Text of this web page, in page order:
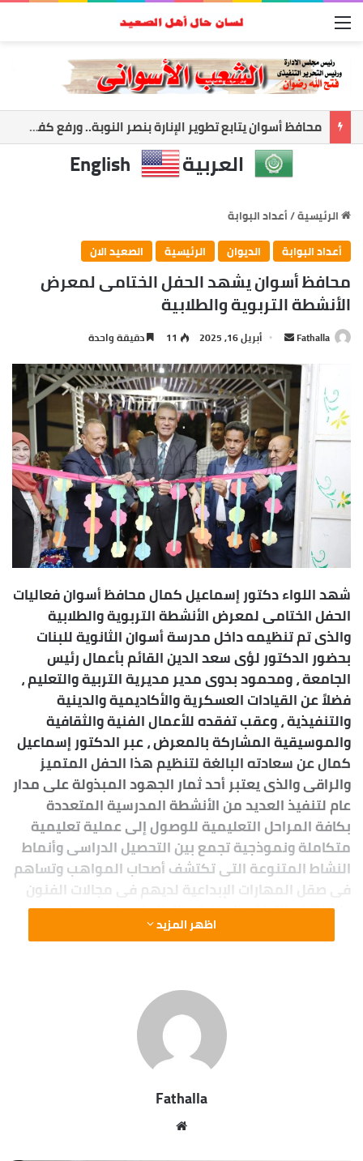
أسوان تعزز الشراكة الأمنية.. المحافظ ومدير الأمن يبحثان ملفات الأمن والتنميه
العربية English
الرئيسية/أعداد البوابة
أعداد البوابة
الديوان الرئيسية الصعيد الان
محافظ أسوان يشهد الحفل الختامى لمعرض
الأنشطة التربوية والطلابية
Fathalla
س
ل
ب
ر
ي
د
ا
إ
ل
ك
ت
ر
و
ي
ا
أبريل 16, 2025 11 دقيقة واحدة
شهد اللواء دكتور إسماعيل كمال محافظ أسوان فعاليات
الحفل الختامى لمعرض الأنشطة التربوية والطلابية
والذى تم تنظيمه داخل مدرسة أسوان الثانوية للبنات
بحضور الدكتور لؤى سعد الدين القائم بأعمال رئيس
الجامعة ، ومحمود بدوى مدير مديرية التربية والتعليم ،
فضلاً عن القيادات العسكرية والأكاديمية والدينية
والتنفيذية ، وعقب تفقده للأعمال الفنية والثقافية
والموسيقية المشاركة بالمعرض ، عبر الدكتور إسماعيل
كمال عن سعادته البالغة لتنظيم هذا الحفل المتميز
والراقى والذى يعتبر أحد ثمار الجهود المبذولة على مدار
عام لتنفيذ العديد من الأنشطة المدرسية المتعددة
بكافة المراحل التعليمية للوصول إلى عملية تعليمية
متكاملة ونموذجية تجمع بين التحصيل الدراسى وأنماط
النشاط المتنوعة التى تكتشف أصحاب المواهب وتساهم
فى صقل المهارات الإبداعية لديهم فى مجالات الفنون
والثقافة والتراث والرياضة والتكنولوجيا وغيرها من
الوسائل التعليمية المختلفة ، مقدماً شكره لجميع
والمعلمين والموجهين ، وكذا أولياء الأمور الذين نجحوا
فى تشجيع وتحفيز أبنائهم لإبراز إمكانياتهم وإبتكاراتهم
الإبداعية من خلال إستثمار طاقاتهم ومواهبهم للإتجاه
السليم والتعامل مع معطيات العصر ، وهو ما ساهم فى
على مستوى الجمهورية فى حفظ القرآن الكريم ،
والطالب المثالى ، وأصغر مبرمجين ومبرمجات وغير ذلك ،
اظهر المزيد
Fathalla